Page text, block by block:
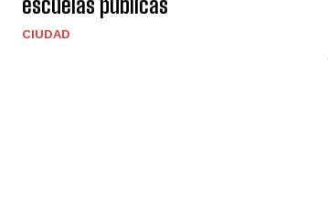
escuelas públicas
CIUDAD